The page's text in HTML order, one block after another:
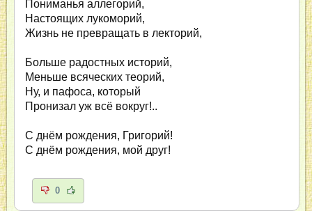
Пониманья аллегорий,
Настоящих лукоморий,
Жизнь не превращать в лекторий,
Больше радостных историй,
Меньше всяческих теорий,
Ну, и пафоса, который
Пронизал уж всё вокруг!..
С днём рождения, Григорий!
С днём рождения, мой друг!
0